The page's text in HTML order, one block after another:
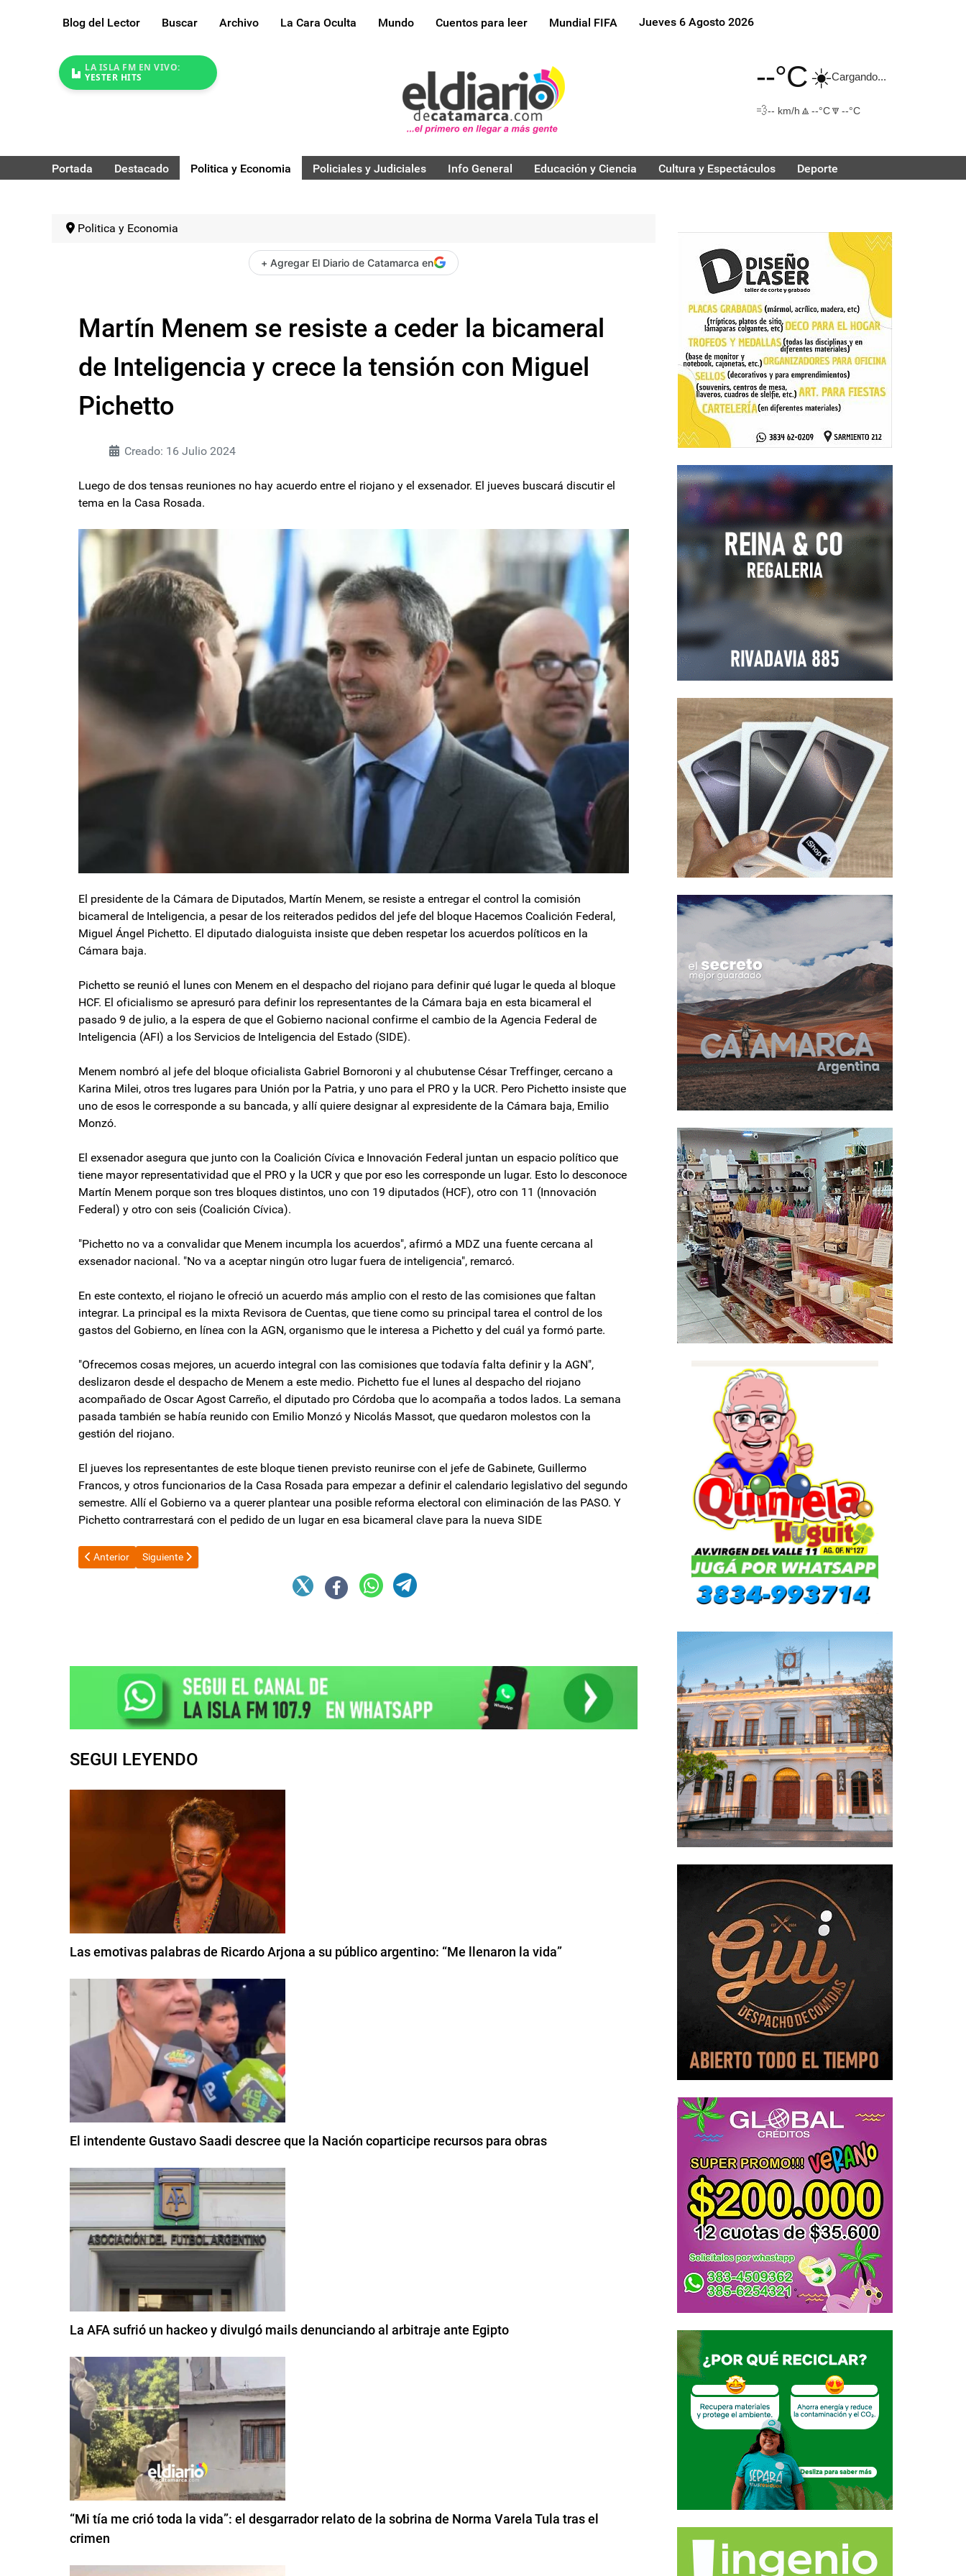
Blog del Lector Buscar Archivo La Cara Oculta Mundo Cuentos para leer Mundial FIFA Jueves 6 Agosto 2026
LA ISLA FM EN VIVO:
YESTER HITS
--°C☀️Cargando...
💨-- km/h 🔼 --°C🔽 --°C
Portada Destacado Politica y Economia Policiales y Judiciales Info General Educación y Ciencia Cultura y Espectáculos Deporte
Politica y Economia
+ Agregar El Diario de Catamarca en
Martín Menem se resiste a ceder la bicameral
de Inteligencia y crece la tensión con Miguel
Pichetto
Creado: 16 Julio 2024
Luego de dos tensas reuniones no hay acuerdo entre el riojano y el exsenador. El jueves buscará discutir el
tema en la Casa Rosada.
El presidente de la Cámara de Diputados, Martín Menem, se resiste a entregar el control la comisión
bicameral de Inteligencia, a pesar de los reiterados pedidos del jefe del bloque Hacemos Coalición Federal,
Miguel Ángel Pichetto. El diputado dialoguista insiste que deben respetar los acuerdos políticos en la
Cámara baja.
Pichetto se reunió el lunes con Menem en el despacho del riojano para definir qué lugar le queda al bloque
HCF. El oficialismo se apresuró para definir los representantes de la Cámara baja en esta bicameral el
pasado 9 de julio, a la espera de que el Gobierno nacional confirme el cambio de la Agencia Federal de
Inteligencia (AFI) a los Servicios de Inteligencia del Estado (SIDE).
Menem nombró al jefe del bloque oficialista Gabriel Bornoroni y al chubutense César Treffinger, cercano a
Karina Milei, otros tres lugares para Unión por la Patria, y uno para el PRO y la UCR. Pero Pichetto insiste que
uno de esos le corresponde a su bancada, y allí quiere designar al expresidente de la Cámara baja, Emilio
Monzó.
El exsenador asegura que junto con la Coalición Cívica e Innovación Federal juntan un espacio político que
tiene mayor representatividad que el PRO y la UCR y que por eso les corresponde un lugar. Esto lo desconoce
Martín Menem porque son tres bloques distintos, uno con 19 diputados (HCF), otro con 11 (Innovación
Federal) y otro con seis (Coalición Cívica).
"Pichetto no va a convalidar que Menem incumpla los acuerdos", afirmó a MDZ una fuente cercana al
exsenador nacional. "No va a aceptar ningún otro lugar fuera de inteligencia", remarcó.
En este contexto, el riojano le ofreció un acuerdo más amplio con el resto de las comisiones que faltan
integrar. La principal es la mixta Revisora de Cuentas, que tiene como su principal tarea el control de los
gastos del Gobierno, en línea con la AGN, organismo que le interesa a Pichetto y del cuál ya formó parte.
"Ofrecemos cosas mejores, un acuerdo integral con las comisiones que todavía falta definir y la AGN",
deslizaron desde el despacho de Menem a este medio. Pichetto fue el lunes al despacho del riojano
acompañado de Oscar Agost Carreño, el diputado pro Córdoba que lo acompaña a todos lados. La semana
pasada también se había reunido con Emilio Monzó y Nicolás Massot, que quedaron molestos con la
gestión del riojano.
El jueves los representantes de este bloque tienen previsto reunirse con el jefe de Gabinete, Guillermo
Francos, y otros funcionarios de la Casa Rosada para empezar a definir el calendario legislativo del segundo
semestre. Allí el Gobierno va a querer plantear una posible reforma electoral con eliminación de las PASO. Y
Pichetto contrarrestará con el pedido de un lugar en esa bicameral clave para la nueva SIDE
Artículo anterior: Loma Negra podría volver a manos de empresarios argentinos
Anterior Artículo siguiente: Baja el dólar, pero el Banco Central vuelve a perder reservas: cuántos millones dejó ir
Siguiente
SEGUI LEYENDO
Las emotivas palabras de Ricardo Arjona a su público argentino: “Me llenaron la vida”
El intendente Gustavo Saadi descree que la Nación coparticipe recursos para obras
La AFA sufrió un hackeo y divulgó mails denunciando al arbitraje ante Egipto
“Mi tía me crió toda la vida”: el desgarrador relato de la sobrina de Norma Varela Tula tras el
crimen